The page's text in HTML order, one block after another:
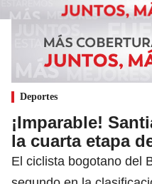
Deportes
¡Imparable!
la cuarta etapa
El ciclista bogotano del